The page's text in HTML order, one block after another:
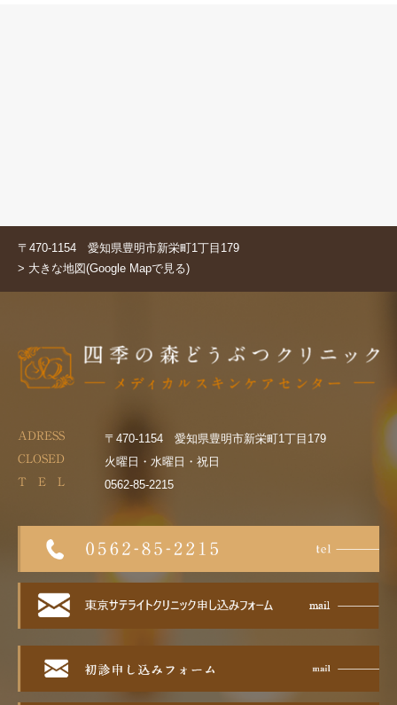
〒470-1154 愛知県豊明市新栄町1丁目179
> 大きな地図(Google Mapで見る)
ADRESS 〒470-1154 愛知県豊明市新栄町1丁目179
CLOSED 火曜日・水曜日・祝日
T E L 0562-85-2215